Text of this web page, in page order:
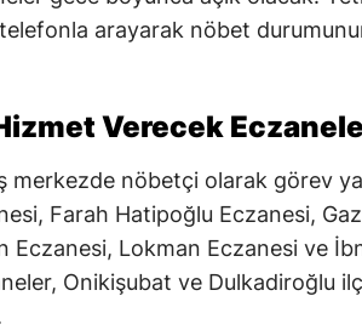
arayarak nöbet
Verecek
merkezde nöbetçi olarak görev
Farah Hatipoğlu Eczanesi,
Eczanesi, Lokman Eczanesi ve
Onikişubat ve Dulkadiroğlu